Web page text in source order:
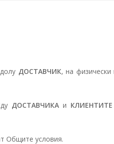
ДОСТАВЧИК, на физически
ДОСТАВЧИКА и КЛИЕНТИТЕ
Общите условия.